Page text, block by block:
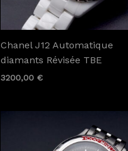
Chanel J12 Automatique
diamants Révisée TBE
3200,00 €